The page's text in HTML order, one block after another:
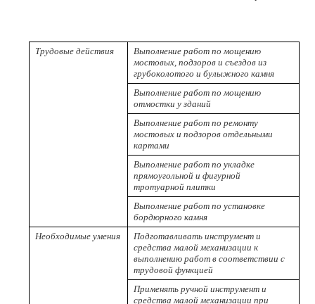
Трудовые действия
Выполнение работ по мощению
мостовых, подзоров и съездов из
грубоколотого и булыжного камня
Выполнение работ по мощению
отмостки у зданий
Выполнение работ по ремонту
мостовых и подзоров отдельными
картами
Выполнение работ по укладке
прямоугольной и фигурной
тротуарной плитки
Выполнение работ по установке
бордюрного камня
Необходимые умения
Подготавливать инструмент и
средства малой механизации к
выполнению работ в соответствии с
трудовой функцией
Применять ручной инструмент и
средства малой механизации при